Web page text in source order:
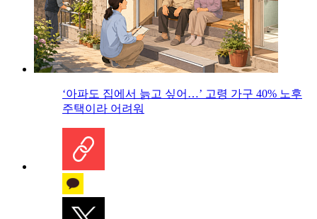
‘아파도 집에서 늙고 싶어…’ 고령 가구 40% 노후
주택이라 어려워